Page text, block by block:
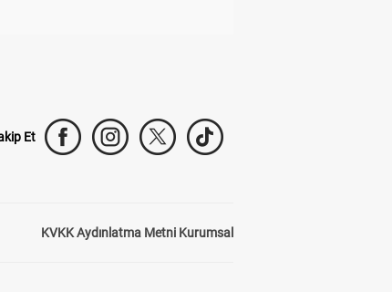
Et
KVKK Aydınlatma Metni Kurumsal